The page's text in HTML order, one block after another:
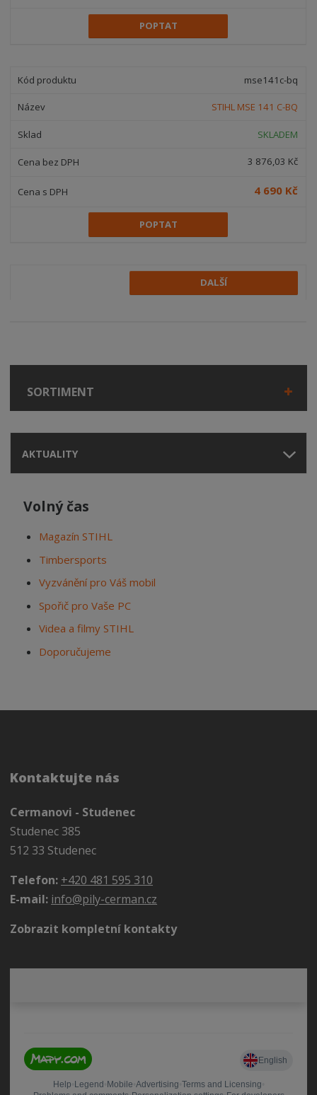
POPTAT
mse141c-bq
STIHL MSE 141 C-BQ
SKLADEM
3 876,03 Kč
4 690 Kč
POPTAT
DALŠÍ
SORTIMENT
AKTUALITY
Volný čas
Magazín STIHL
Timbersports
Vyzvánění pro Váš mobil
Spořič pro Vaše PC
Videa a filmy STIHL
Doporučujeme
Kontaktujte nás
Cermanovi - Studenec
Studenec 385
512 33 Studenec
Telefon: +420 481 595 310
E-mail: info@pily-cerman.cz
Zobrazit kompletní kontakty